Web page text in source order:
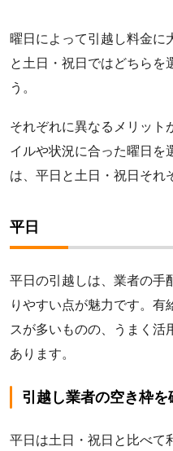
曜日によって引越し料金に
と土日・祝日ではどちらを
う。
それぞれに異なるメリット
イルや状況に合った曜日を
は、平日と土日・祝日それ
平日
平日の引越しは、業者の手
りやすい点が魅力です。有
スが多いものの、うまく活
あります。
引越し業者の空き枠
平日は土日・祝日と比べて